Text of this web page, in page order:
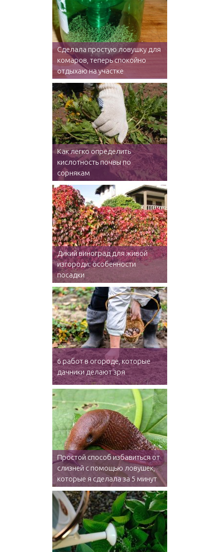
Сделала простую ловушку для
комаров, теперь спокойно
отдыхаю на участке
Как легко определить
кислотность почвы по
сорнякам
Дикий виноград для живой
изгороди: особенности
посадки
6 работ в огороде, которые
дачники делают зря
Простой способ избавиться от
слизней с помощью ловушек,
которые я сделала за 5 минут